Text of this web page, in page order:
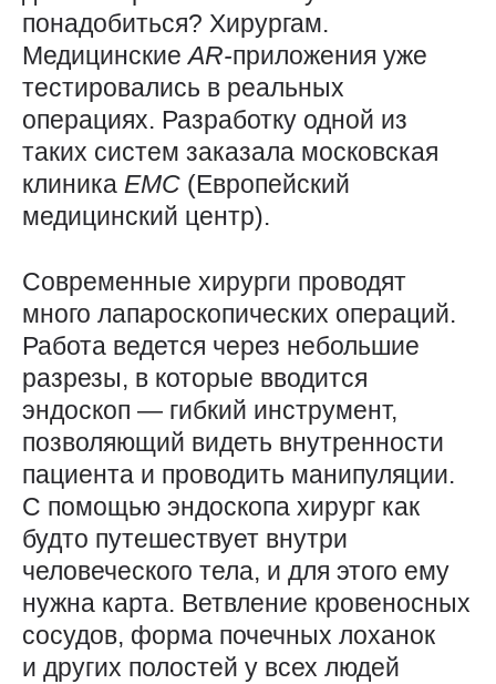
понадобиться? Хирургам.
МедицинскиеAR-приложения уже
тестировались в реальных
операциях. Разработку одной из
таких систем заказала московская
клиника EMC (Европейский
медицинский центр).
Современные хирурги проводят
много лапароскопических операций.
Работа ведется через небольшие
разрезы, в которые вводится
эндоскоп — ​гибкий инструмент,
позволяющий видеть внутренности
пациента и проводить манипуляции.
С помощью эндоскопа хирург как
будто путешествует внутри
человеческого тела, и для этого ему
нужна карта. Ветвление кровеносных
сосудов, форма почечных лоханок
и других полостей у всех людей